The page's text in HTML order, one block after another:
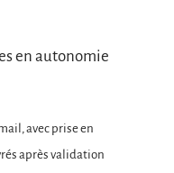
en autonomie
avec prise en
après validation